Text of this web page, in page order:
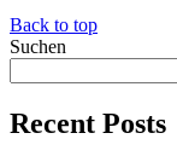
Back to top
Suchen
Recent Posts